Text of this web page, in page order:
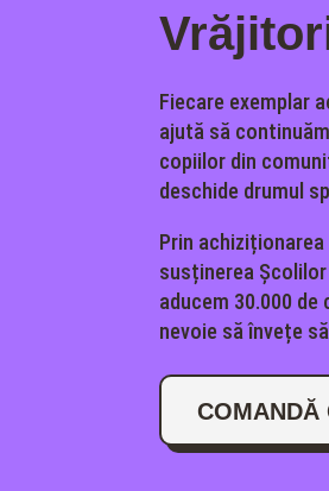
Fiecare exemplar
ajută să
copiilor din
deschide drumul
Prin
susținerea
aducem 30.000
nevoie să învețe
COMANDĂ